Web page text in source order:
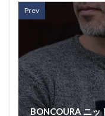
Prev
BONCOURA ニッ